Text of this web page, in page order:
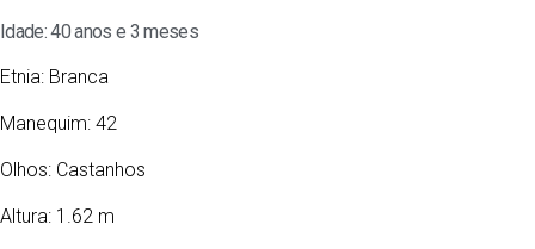
Idade: 40 anos e 3 meses
Etnia: Branca
Manequim: 42
Olhos: Castanhos
Altura: 1.62 m